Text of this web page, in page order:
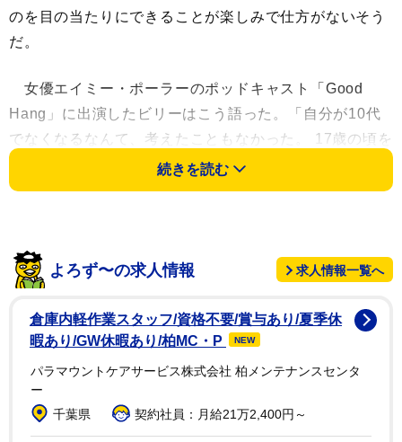
のを目の当たりにできることが楽しみで仕方がないそう
だ。
女優エイミー・ポーラーのポッドキャスト「Good
Hang」に出演したビリーはこう語った。「自分が10代
でなくなるなんて、考えたこともなかった。 17歳の頃を
思い出すと、『よし、今の自分が永遠に続くんだ』って
思ってた。でも、当然ながら、そうはいかない」
術を受けることには全く興味が湧かないと断言する。
「年をとることにすごくワクワクしているし、顔も体も
年を重ねていくのが楽しみで、変えたくないの。子供た
ちに私を見て、私の顔が彼らの顔に似ているようであっ
てほしい。今世の中で流行っているような、クソみたい
な失敗作にはなってほしくない」
そんなビリーは2024年、「これまで一度も幸せな人間
続きを読む
よろず〜の求人情報 求人情報一覧へ
倉庫内軽作業スタッフ/資格不要/賞与あり/夏季休
暇あり/GW休暇あり/柏MC・P
NEW
パラマウントケアサービス株式会社 柏メンテナンスセンタ
ー
千葉県
契約社員：月給21万2,400円～